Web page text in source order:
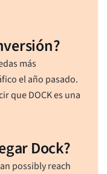
más
el año pasado.
que DOCK es una
Dock?
possibly reach